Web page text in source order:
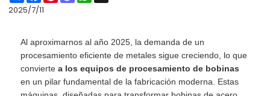
2025/7/11
Al aproximarnos al año 2025, la demanda de un
procesamiento eficiente de metales sigue creciendo, lo que
conviertea los equipos de procesamiento de bobinas
en un pilar fundamental de la fabricación moderna. Estas